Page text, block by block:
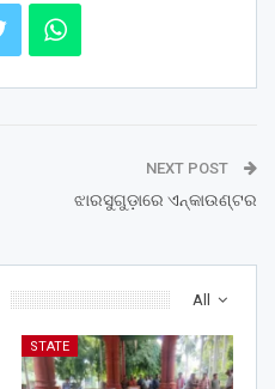
NEXT POST
ଝାରସୁଗୁଡ଼ାରେ ଏନ୍‌କାଉଣ୍ଟର
All
STATE